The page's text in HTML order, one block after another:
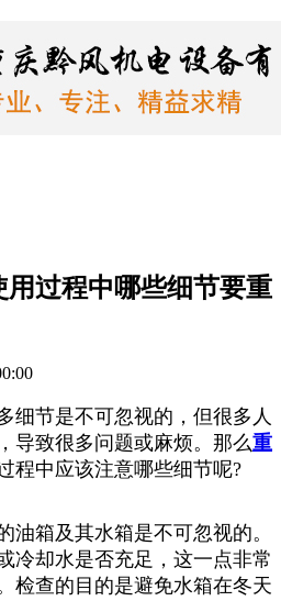
过程中哪些细节要重
细节是不可忽视的，但很多人
导致很多问题或麻烦。那么重
程中应该注意哪些细节呢?
油箱及其水箱是不可忽视的。
冷却水是否充足，这一点非常
检查的目的是避免水箱在冬天